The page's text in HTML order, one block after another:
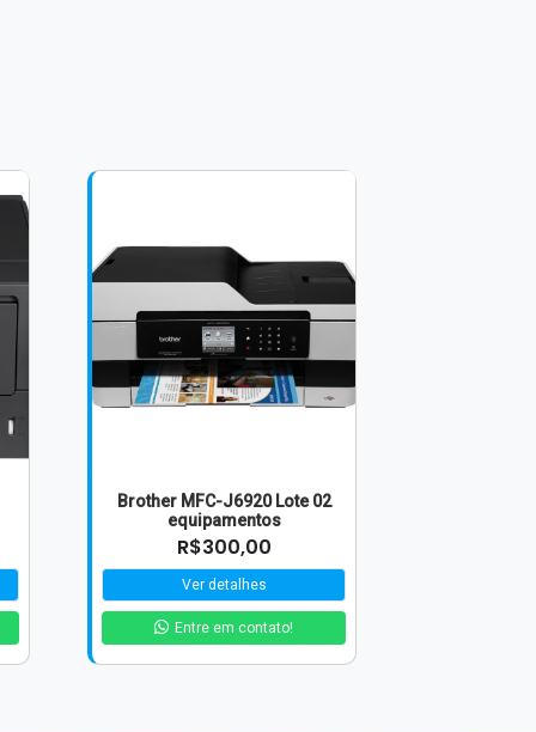
Brother MFC-J6920 Lote 02
equipamentos
R$300,00
Ver detalhes
Entre em contato!